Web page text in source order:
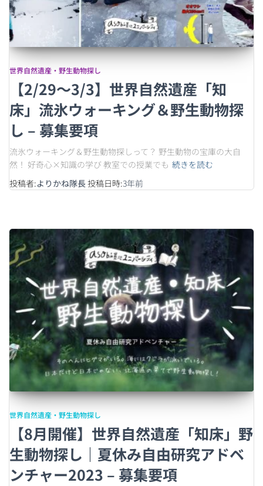
世界自然遺産・野生動物探し
【2/29〜3/3】世界自然遺産「知
床」流氷ウォーキング＆野生動物探
し – 募集要項
流氷ウォーキング＆野生動物探しって？ 野生動物の宝庫の大自
然！ 好奇心×知識の学び 教室での授業でも 続きを読む
投稿者:よりかね隊長投稿日時:3年前
世界自然遺産・野生動物探し
【8月開催】世界自然遺産「知床」野
生動物探し｜夏休み自由研究アドベ
ンチャー2023 – 募集要項